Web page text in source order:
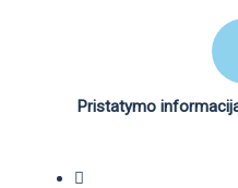
Pristatymo